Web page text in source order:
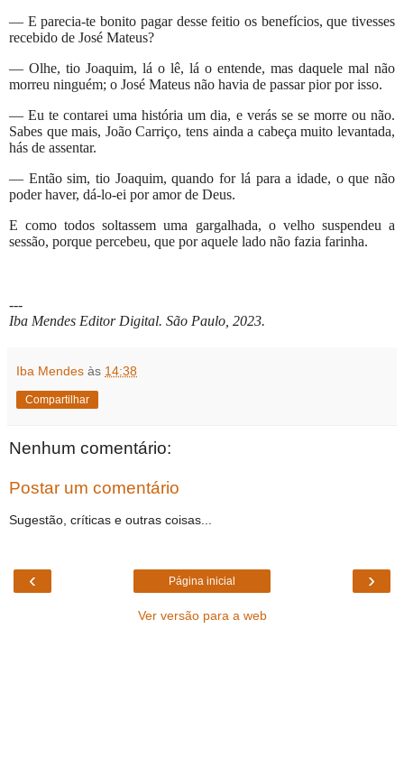
— E parecia-te bonito pagar desse feitio os benefícios, que tivesses
recebido de José Mateus?
— Olhe, tio Joaquim, lá o lê, lá o entende, mas daquele mal não
morreu ninguém; o José Mateus não havia de passar pior por isso.
— Eu te contarei uma história um dia, e verás se se morre ou não.
Sabes que mais, João Carriço, tens ainda a cabeça muito levantada,
hás de assentar.
— Então sim, tio Joaquim, quando for lá para a idade, o que não
poder haver, dá-lo-ei por amor de Deus.
E como todos soltassem uma gargalhada, o velho suspendeu a
sessão, porque percebeu, que por aquele lado não fazia farinha.
---
Iba Mendes Editor Digital. São Paulo, 2023.
Iba Mendes às 14:38
Compartilhar
Nenhum comentário:
Postar um comentário
Sugestão, críticas e outras coisas...
‹ ›
Página inicial
Ver versão para a web